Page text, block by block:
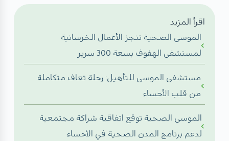
اقرأ المزيد
الموسى الصحية تنجز الأعمال الخرسانية
لمستشفى الهفوف بسعة 300 سرير
مستشفى الموسى للتأهيل: رحلة تعاف متكاملة
من قلب الأحساء
الموسى الصحية توقع اتفاقية شراكة مجتمعية
لدعم برنامج المدن الصحية في الأحساء